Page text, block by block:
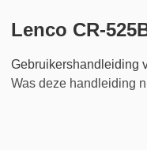
Lenco CR-
Gebruikershandleiding
Was deze handleiding